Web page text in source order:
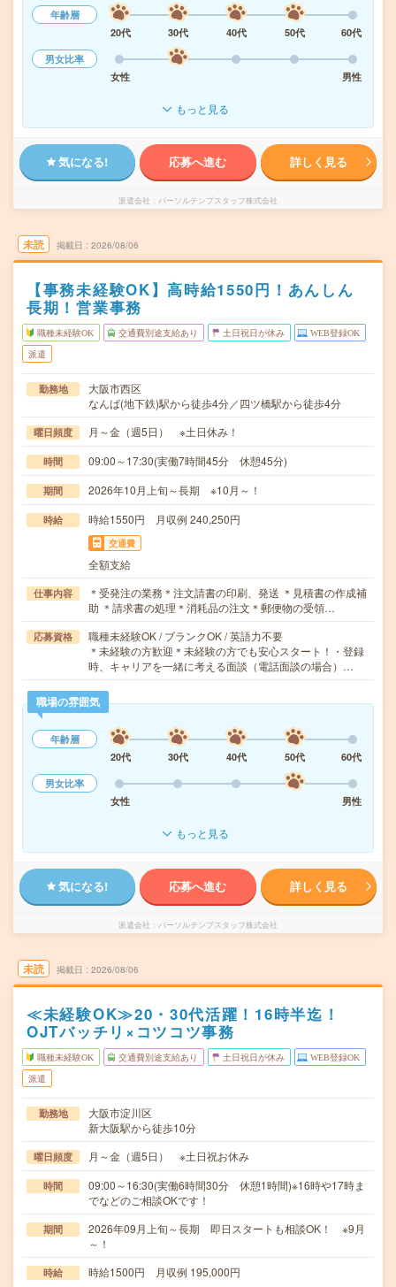
年齢層
20代
30代 40代 50代
60代
男女比率
女性
男性
もっと見る
気になる! 応募へ進む 詳しく見る
派遣会社 パーソルテンプスタッフ株式会社
未読 掲載日 2026/08/06
【事務未経験OK】高時給1550円！あんしん
長期！営業事務
職種未経験OK 交通費別途支給あり 土日祝日が休み WEB登録OK
派遣
勤務地
大阪市西区
なんば(地下鉄)駅から徒歩4分／四ツ橋駅から徒歩4分
曜日頻度 月～金（週5日） ※土日休み！
時間 09:00～17:30(実働7時間45分 休憩45分)
期間 2026年10月上旬～長期 ※10月～！
時給 時給1550円 月収例 240,250円
交通費
全額支給
仕事内容
＊受発注の業務＊注文請書の印刷、発送 ＊見積書の作成補
助 ＊請求書の処理＊消耗品の注文＊郵便物の受領…
応募資格
職種未経験OK / ブランクOK / 英語力不要
＊未経験の方歓迎＊未経験の方でも安心スタート！・登録
時、キャリアを一緒に考える面談（電話面談の場合）…
職場の雰囲気
年齢層
20代
30代 40代 50代
60代
男女比率
女性
男性
もっと見る
気になる! 応募へ進む 詳しく見る
派遣会社 パーソルテンプスタッフ株式会社
未読 掲載日 2026/08/06
≪未経験OK≫20・30代活躍！16時半迄！
OJTバッチリ×コツコツ事務
職種未経験OK 交通費別途支給あり 土日祝日が休み WEB登録OK
派遣
勤務地
大阪市淀川区
新大阪駅から徒歩10分
曜日頻度 月～金（週5日） ※土日祝お休み
時間
09:00～16:30(実働6時間30分 休憩1時間)※16時や17時ま
でなどのご相談OKです！
期間
2026年09月上旬～長期 即日スタートも相談OK！ ※9月
～！
時給 時給1500円 月収例 195,000円